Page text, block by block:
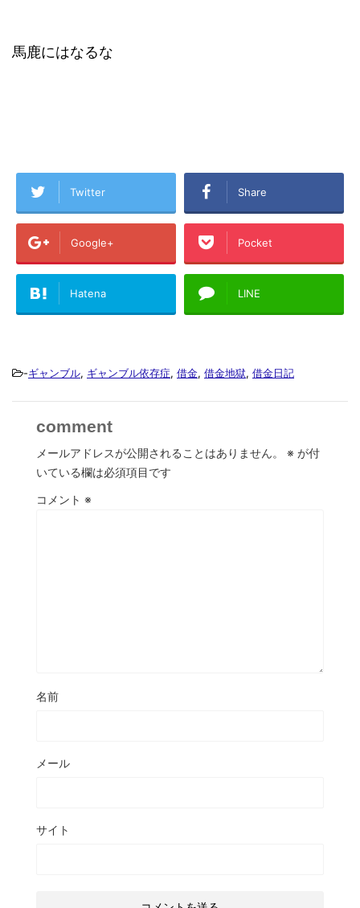
馬鹿にはなるな
Twitter Share
Google+ Pocket
Hatena LINE
-ギャンブル, ギャンブル依存症, 借金, 借金地獄, 借金日記
comment
メールアドレスが公開されることはありません。 ※ が付
いている欄は必須項目です
コメント ※
名前
メール
サイト